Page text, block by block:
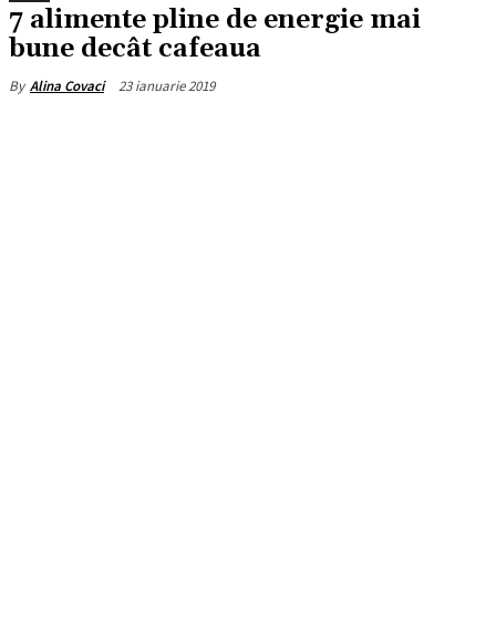
7 alimente pline de energie mai
bune decât cafeaua
By Alina Covaci 23 ianuarie 2019